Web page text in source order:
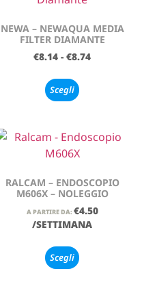
NEWA – NEWAQUA MEDIA
FILTER DIAMANTE
€8.14 - €8.74
Scegli
RALCAM – ENDOSCOPIO
M606X – NOLEGGIO
A PARTIRE DA: €4.50
/SETTIMANA
Scegli